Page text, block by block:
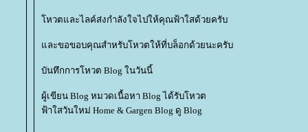
หวตและไลค์ส่งกำลังใจไปให้คุณฟ้าใสด้วยครับ
ละขอขอบคุณสำหรับโหวตให้ที่บล็อกด้วยนะครับ
บันทึกการโหวต Blog ในวันนี้
ผู้เขียน Blog หมวดเนื้อหา Blog ได้รับโหวต
ฟ้าใสวันใหม่ Home & Gargen Blog ดู Blog